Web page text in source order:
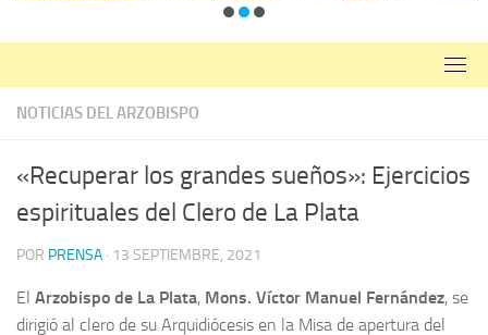
NOTICIAS DEL ARZOBISPO
«Recuperar los grandes sueños»: Ejercicios
espirituales del Clero de La Plata
POR PRENSA · 13 SEPTIEMBRE, 2021
El Arzobispo de La Plata, Mons. Víctor Manuel Fernández, se
dirigió al clero de su Arquidiócesis en la Misa de apertura del